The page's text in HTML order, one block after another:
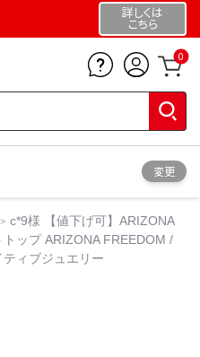
詳しくは
こちら
0
変更
c*9様 【値下げ可】ARIZONA
ップ ARIZONA FREEDOM /
ィブジュエリー